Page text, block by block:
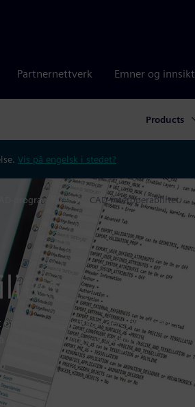
Partnernettverk Emner og innsikt
Products
Vis på engelsk i stedet?
programvare CAD-interoperabilitet
at du enkelt kan dele filer med
på tvers av Siemens Xcelerator-